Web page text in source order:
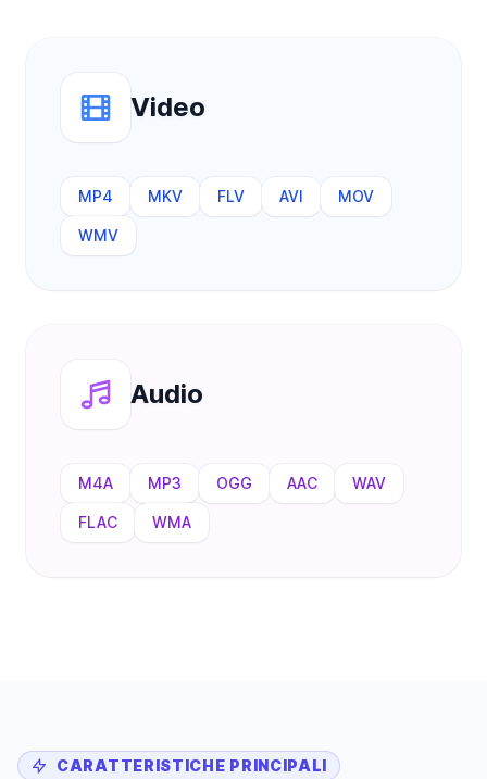
Video
MP4 MKV FLV AVI MOV
WMV
Audio
M4A MP3 OGG AAC WAV
FLAC WMA
CARATTERISTICHE PRINCIPALI